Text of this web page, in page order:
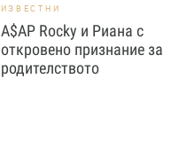
ИЗВЕСТНИ
A$AP Rocky и Риана с
откровено признание за
родителството